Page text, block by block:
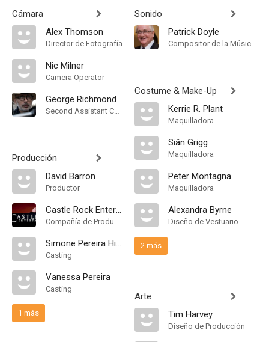
Cámara
Alex Thomson
Director de Fotografía
Nic Milner
Camera Operator
George Richmond
Second Assistant Camera
Producción
David Barron
Productor
Castle Rock Entertainment
Compañía de Produccion
Simone Pereira Hind
Casting
Vanessa Pereira
Casting
1 más
Sonido
Patrick Doyle
Compositor de la Música Original
Costume & Make-Up
Kerrie R. Plant
Maquilladora
Siân Grigg
Maquilladora
Peter Montagna
Maquilladora
Alexandra Byrne
Diseño de Vestuario
2 más
Arte
Tim Harvey
Diseño de Producción